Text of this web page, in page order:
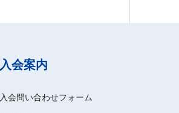
入会案内
入会問い合わせフォーム